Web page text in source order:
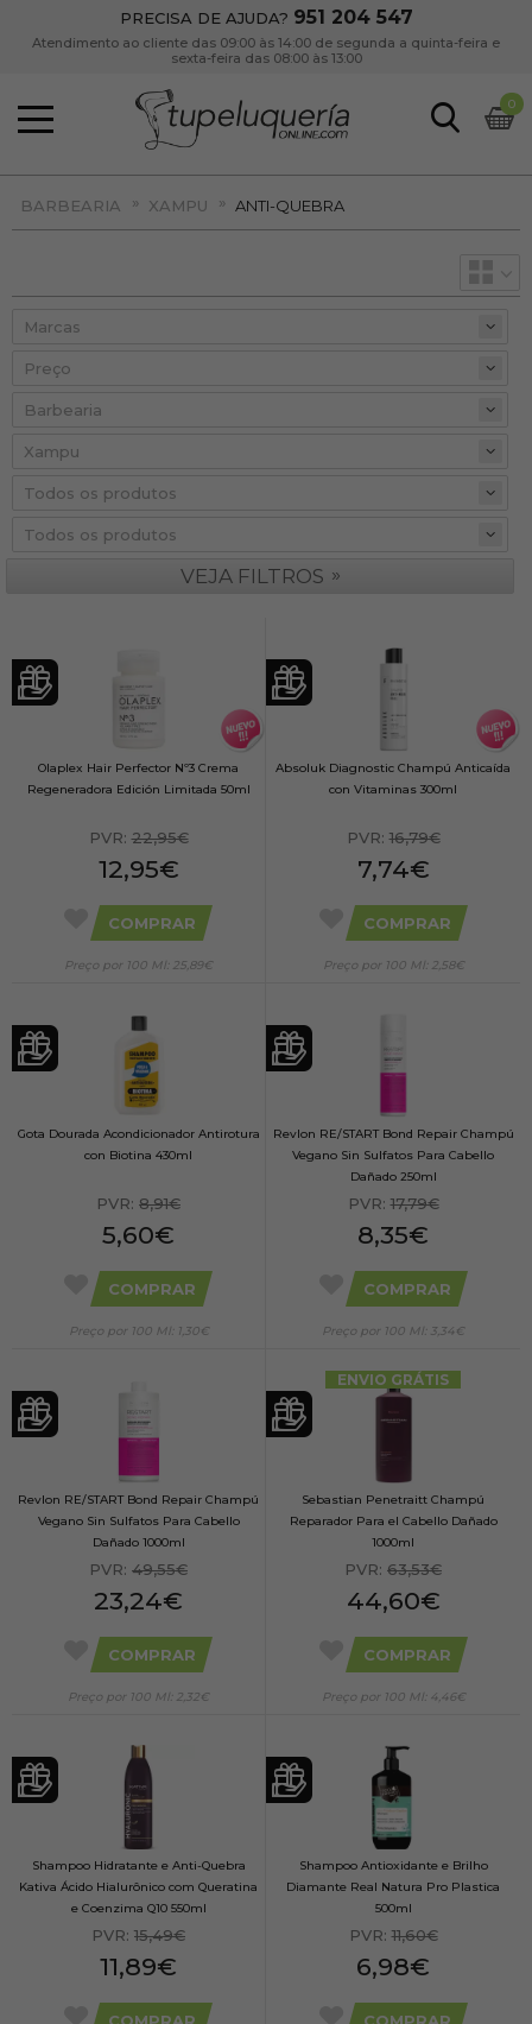
PRECISA DE AJUDA? 951 204 547
Atendimento ao cliente das 09:00 às 14:00 de segunda a quinta-feira e
sexta-feira das 08:00 às 13:00
0
BARBEARIA » XAMPU » ANTI-QUEBRA
Preço
VEJA FILTROS »
Olaplex Hair Perfector Nº3 Crema
Regeneradora Edición Limitada 50ml
PVR:22,95€
12,95€
COMPRAR
Preço por 100 Ml: 25,89€
Absoluk Diagnostic Champú Anticaída
con Vitaminas 300ml
PVR:16,79€
7,74€
COMPRAR
Preço por 100 Ml: 2,58€
Gota Dourada Acondicionador Antirotura
con Biotina 430ml
PVR: 8,91€
5,60€
COMPRAR
Preço por 100 Ml: 1,30€
Revlon RE/START Bond Repair Champú
Vegano Sin Sulfatos Para Cabello
Dañado 250ml
PVR:17,79€
8,35€
COMPRAR
Preço por 100 Ml: 3,34€
Revlon RE/START Bond Repair Champú
Vegano Sin Sulfatos Para Cabello
Dañado 1000ml
PVR: 49,55€
23,24€
COMPRAR
Preço por 100 Ml: 2,32€
ENVIO GRÁTIS
Sebastian Penetraitt Champú
Reparador Para el Cabello Dañado
1000ml
PVR: 63,53€
44,60€
COMPRAR
Preço por 100 Ml: 4,46€
Shampoo Hidratante e Anti-Quebra
Kativa Ácido Hialurônico com Queratina
e Coenzima Q10 550ml
PVR: 15,49€
11,89€
Shampoo Antioxidante e Brilho
Diamante Real Natura Pro Plastica
500ml
PVR:11,60€
6,98€